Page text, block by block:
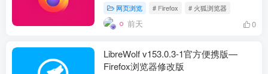
网页浏览 # Firefox # 火狐浏览器
前天 0
LibreWolf v153.0.3-1官方便携版—
Firefox浏览器修改版